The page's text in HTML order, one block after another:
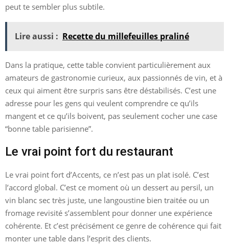
peut te sembler plus subtile.
Lire aussi : Recette du millefeuilles praliné
Dans la pratique, cette table convient particulièrement aux
amateurs de gastronomie curieux, aux passionnés de vin, et à
ceux qui aiment être surpris sans être déstabilisés. C’est une
adresse pour les gens qui veulent comprendre ce qu’ils
mangent et ce qu’ils boivent, pas seulement cocher une case
“bonne table parisienne”.
Le vrai point fort du restaurant
Le vrai point fort d’Accents, ce n’est pas un plat isolé. C’est
l’accord global. C’est ce moment où un dessert au persil, un
vin blanc sec très juste, une langoustine bien traitée ou un
fromage revisité s’assemblent pour donner une expérience
cohérente. Et c’est précisément ce genre de cohérence qui fait
monter une table dans l’esprit des clients.